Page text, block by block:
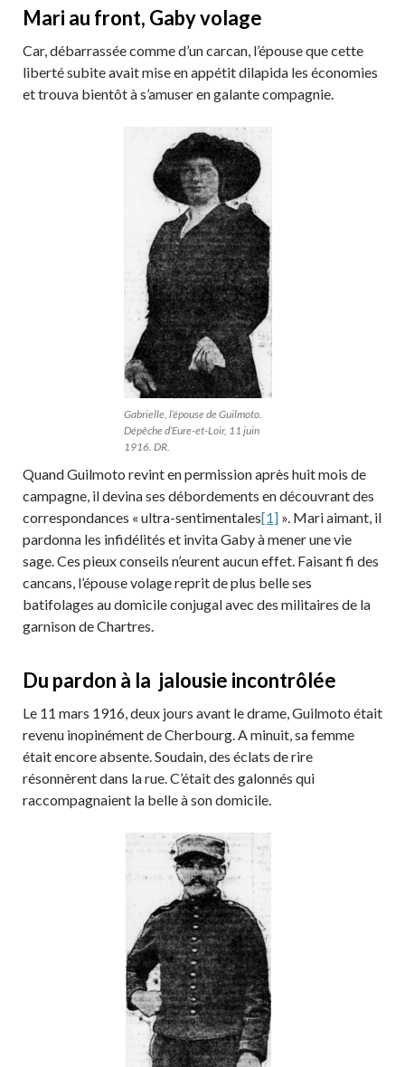
Mari au front, Gaby volage
Car, débarrassée comme d’un carcan, l’épouse que cette
liberté subite avait mise en appétit dilapida les économies
et trouva bientôt à s’amuser en galante compagnie.
Gabrielle, l’épouse de Guilmoto.
Dépêche d’Eure-et-Loir, 11 juin
1916. DR.
Quand Guilmoto revint en permission après huit mois de
campagne, il devina ses débordements en découvrant des
correspondances « ultra-sentimentales[1] ». Mari aimant, il
pardonna les infidélités et invita Gaby à mener une vie
sage. Ces pieux conseils n’eurent aucun effet. Faisant fi des
cancans, l’épouse volage reprit de plus belle ses
batifolages au domicile conjugal avec des militaires de la
garnison de Chartres.
Du pardon à la jalousie incontrôlée
Le 11 mars 1916, deux jours avant le drame, Guilmoto était
revenu inopinément de Cherbourg. A minuit, sa femme
était encore absente. Soudain, des éclats de rire
résonnèrent dans la rue. C’était des galonnés qui
raccompagnaient la belle à son domicile.